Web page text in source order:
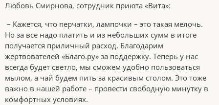
Любовь Смирнова, сотрудник приюта «Вита»:
– Кажется, что перчатки, лампочки – это такая мелочь.
Но за все надо платить и из небольших сумм в итоге
получается приличный расход. Благодарим
жертвователей «Благо.ру» за поддержку. Теперь у нас
всегда будет светло, мы сможем удобно пользоваться
мылом, а чай будем пить за красивым столом. Это тоже
важно в нашей работе – провести свободную минутку в
комфортных условиях.